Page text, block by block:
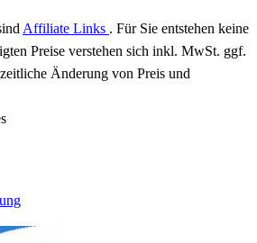
Affiliate Links . Für Sie entstehen keine
Preise verstehen sich inkl. MwSt. ggf.
Änderung von Preis und